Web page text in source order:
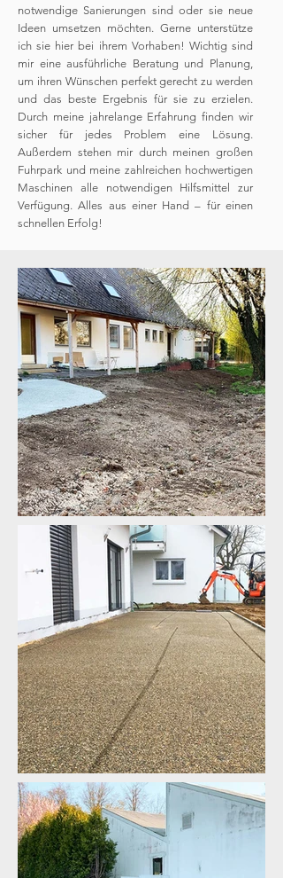
notwendige Sanierungen sind oder sie neue
Ideen umsetzen möchten. Gerne unterstütze
ich sie hier bei ihrem Vorhaben! Wichtig sind
mir eine ausführliche Beratung und Planung,
um ihren Wünschen perfekt gerecht zu werden
und das beste Ergebnis für sie zu erzielen.
Durch meine jahrelange Erfahrung finden wir
sicher für jedes Problem eine Lösung.
Außerdem stehen mir durch meinen großen
Fuhrpark und meine zahlreichen hochwertigen
Maschinen alle notwendigen Hilfsmittel zur
Verfügung. Alles aus einer Hand – für einen
schnellen Erfolg!